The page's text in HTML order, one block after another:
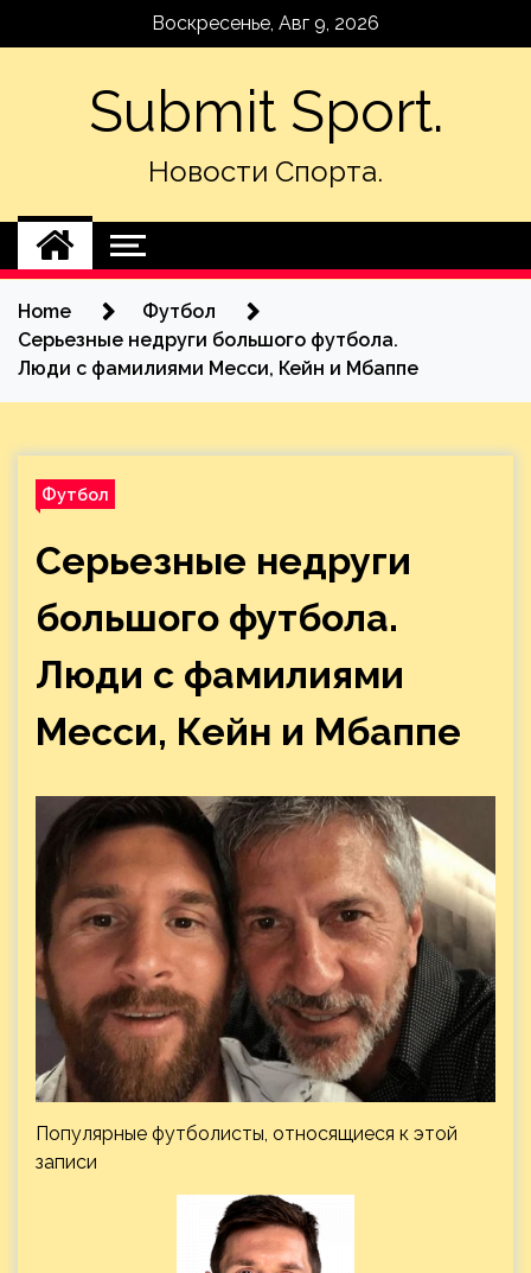
Воскресенье, Авг 9, 2026
Submit Sport.
Новости Спорта.
Home
Футбол
Серьезные недруги большого футбола.
Люди с фамилиями Месси, Кейн и Мбаппе
Футбол
Серьезные недруги
большого футбола.
Люди с фамилиями
Месси, Кейн и Мбаппе
Популярные футболисты, относящиеся к этой
записи